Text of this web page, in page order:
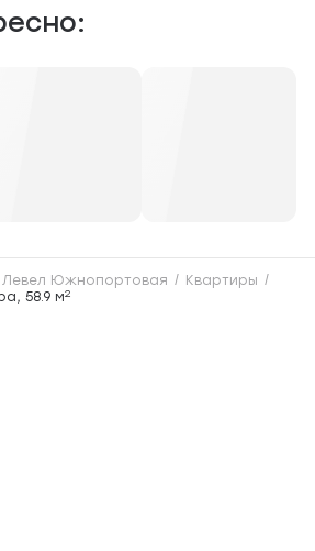
Левел Южнопортовая
Квартиры
58.9 м2